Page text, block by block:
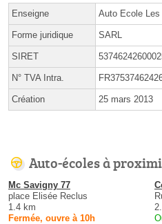
Enseigne Auto Ecole
Forme juridique SARL
SIRET
N° TVA Intra.
Création 25 mars 2013
Auto-écoles à
Mc Savigny 77
place Elisée Reclus
1.4 km
Fermée, ouvre à 10h